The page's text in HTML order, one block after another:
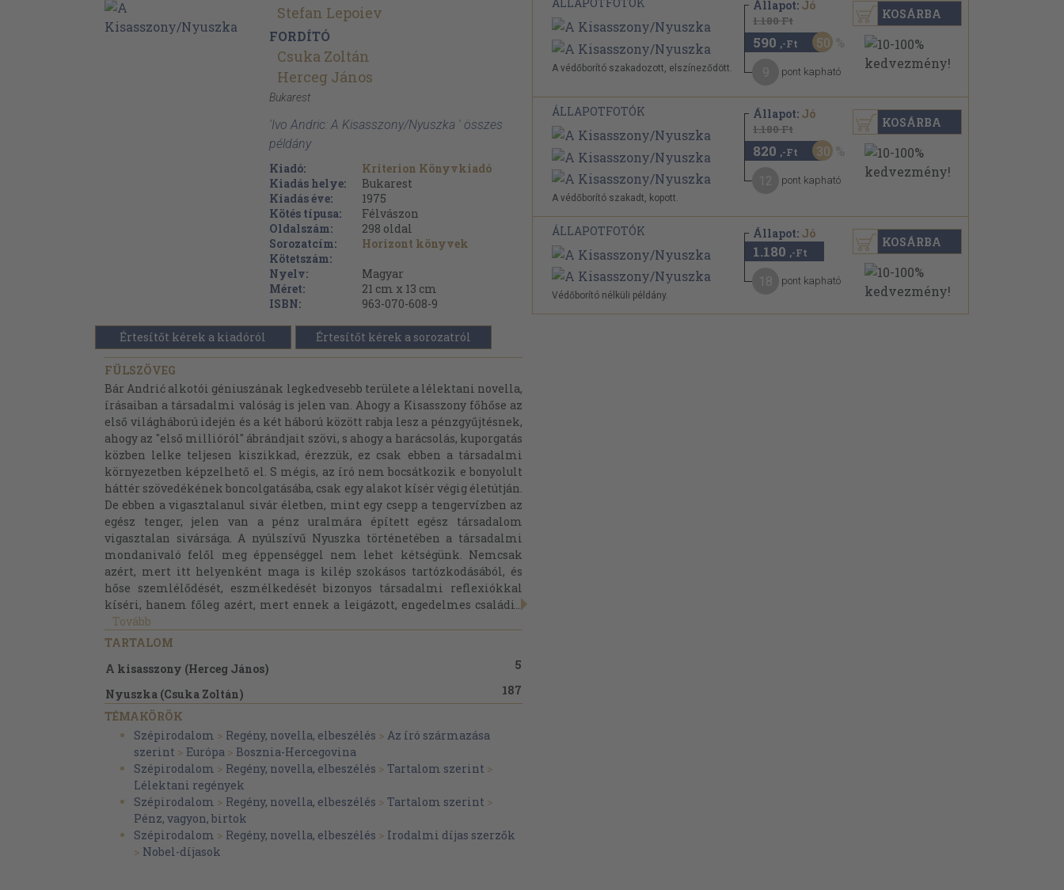
Stefan Lepoiev
FORDÍTÓ
Csuka Zoltán
Herceg János
Bukarest
'Ivo Andric: A Kisasszony/Nyuszka ' összes
példány
Kiadó:
Kriterion Könyvkiadó
Kiadás helye:
Bukarest
Kiadás éve:
1975
Kötés típusa:
Félvászon
Oldalszám:
298 oldal
Sorozatcím:
Horizont könyvek
Kötetszám:
Nyelv:
Magyar
Méret:
21 cm x 13 cm
ISBN:
963-070-608-9
Értesítőt kérek a kiadóról Értesítőt kérek a sorozatról
FÜLSZÖVEG
Bár Andrić alkotói géniuszának legkedvesebb területe a lélektani novella,
írásaiban a társadalmi valóság is jelen van. Ahogy a Kisasszony főhőse az
első világháború idején és a két háború között rabja lesz a pénzgyűjtésnek,
ahogy az "első millióról" ábrándjait szövi, s ahogy a harácsolás, kuporgatás
közben lelke teljesen kiszikkad, érezzük, ez csak ebben a társadalmi
környezetben képzelhető el. S mégis, az író nem bocsátkozik e bonyolult
háttér szövedékének boncolgatásába, csak egy alakot kísér végig életútján.
De ebben a vigasztalanul sivár életben, mint egy csepp a tengervízben az
egész tenger, jelen van a pénz uralmára épített egész társadalom
vigasztalan sivársága. A nyúlszívű Nyuszka történetében a társadalmi
mondanivaló felől meg éppenséggel nem lehet kétségünk. Nemcsak
azért, mert itt helyenként maga is kilép szokásos tartózkodásából, és
hőse szemlélődését, eszmélkedését bizonyos társadalmi reflexiókkal
kíséri, hanem főleg azért, mert ennek a leigázott, engedelmes családi...
Tovább
TARTALOM
A kisasszony (Herceg János)
5
Nyuszka (Csuka Zoltán)
187
TÉMAKÖRÖK
Szépirodalom > Regény, novella, elbeszélés > Az író származása
szerint > Európa > Bosznia-Hercegovina
Szépirodalom > Regény, novella, elbeszélés > Tartalom szerint >
Lélektani regények
Szépirodalom > Regény, novella, elbeszélés > Tartalom szerint >
Pénz, vagyon, birtok
Szépirodalom > Regény, novella, elbeszélés > Irodalmi díjas szerzők
> Nobel-díjasok
A védőborító szakadozott, elszíneződött.
Állapot: Jó
1.180 Ft
590 ,-Ft 50
pont kapható
KOSÁRBA
ÁLLAPOTFOTÓK
A védőborító szakadt, kopott.
Állapot: Jó
1.180 Ft
820 ,-Ft 30
pont kapható
KOSÁRBA
ÁLLAPOTFOTÓK
Védőborító nélküli példány.
Állapot: Jó
1.180 ,-Ft
pont kapható
KOSÁRBA